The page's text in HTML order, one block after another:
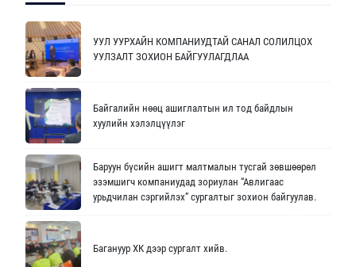
УУЛ УУРХАЙН КОМПАНИУДТАЙ САНАЛ СОЛИЛЦОХ
УУЛЗАЛТ ЗОХИОН БАЙГУУЛАГДЛАА
Байгалийн нөөц ашиглалтын ил тод байдлын
хуулийн хэлэлцүүлэг
Баруун бүсийн ашигт малтмалын тусгай зөвшөөрөл
эзэмшигч компаниудад зориулан “Авлигаас
урьдчилан сэргийлэх” сургалтыг зохион байгуулав.
Багануур ХК дээр сургалт хийв.